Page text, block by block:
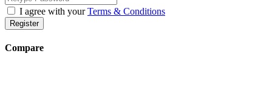
I agree with yourTerms & Conditions
Register
Compare